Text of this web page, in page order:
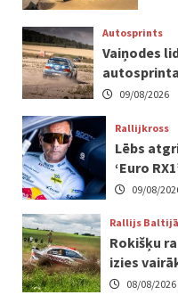
Autosprints
Vaiņodes
09/08/2026
Rallijkross
Lēbs
‘Euro
09/08/
Rallijs Baltijā
Rokišķu
izies
08/08/2026